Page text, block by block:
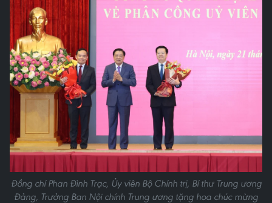
Đồng chí Phan Đình Trạc, Ủy viên Bộ Chính trị, Bí thư Trung ương
Đảng, Trưởng Ban Nội chính Trung ương tặng hoa chúc mừng